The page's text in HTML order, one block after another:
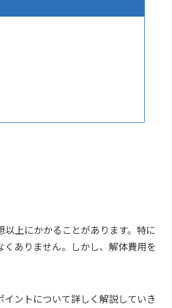
上にかかることがあります。特に
ありません。しかし、解体費用を
ントについて詳しく解説していき